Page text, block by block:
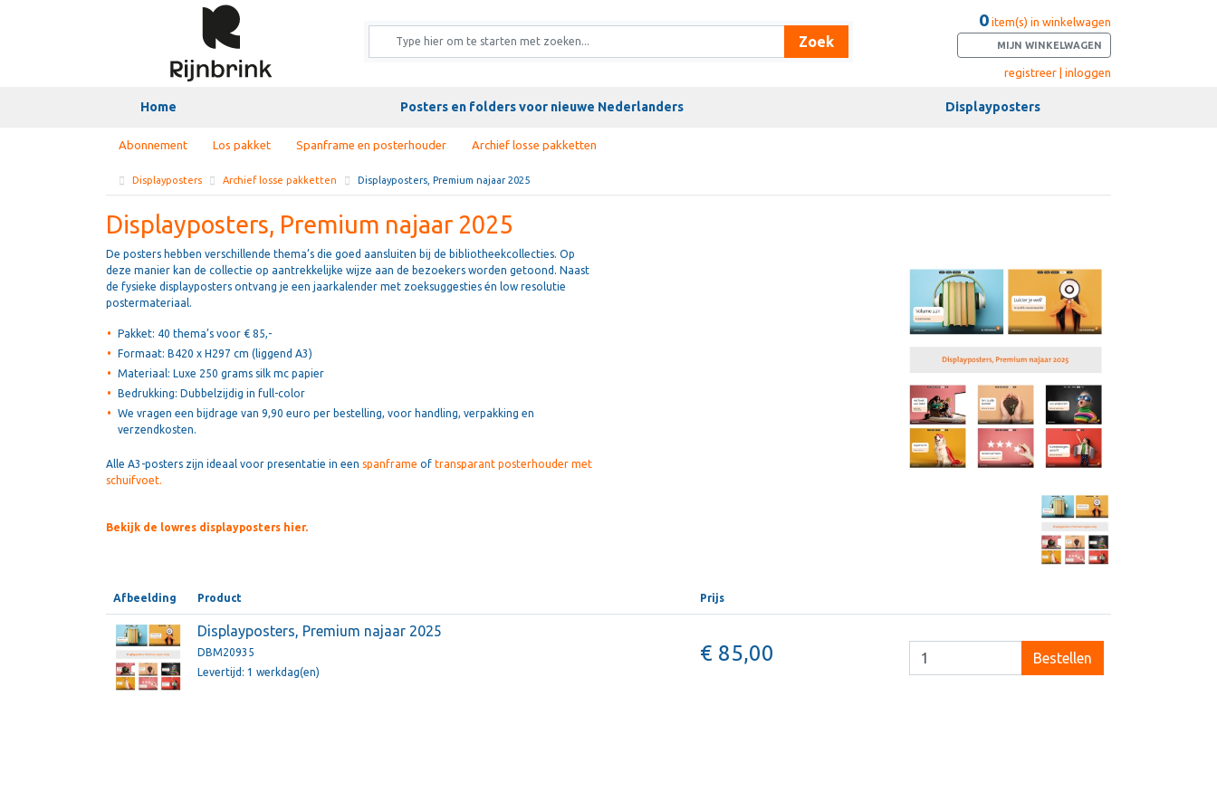
Zoek
0 item(s) in winkelwagen
MIJN WINKELWAGEN
registreer | inloggen
Home Posters en folders voor nieuwe Nederlanders Displayposters
Abonnement Los pakket Spanframe en posterhouder Archief losse pakketten
Displayposters Archief losse pakketten Displayposters, Premium najaar 2025
Displayposters, Premium najaar 2025
De posters hebben verschillende thema’s die goed aansluiten bij de bibliotheekcollecties. Op
deze manier kan de collectie op aantrekkelijke wijze aan de bezoekers worden getoond. Naast
de fysieke displayposters ontvang je een jaarkalender met zoeksuggesties én low resolutie
postermateriaal.
Pakket: 40 thema’s voor € 85,-
Formaat: B420 x H297 cm (liggend A3)
Materiaal: Luxe 250 grams silk mc papier
Bedrukking: Dubbelzijdig in full-color
We vragen een bijdrage van 9,90 euro per bestelling, voor handling, verpakking en
verzendkosten.
Alle A3-posters zijn ideaal voor presentatie in een spanframe of transparant posterhouder met
schuifvoet.
Bekijk de lowres displayposters hier.
Afbeelding Product Prijs
Displayposters, Premium najaar 2025
DBM20935
Levertijd: 1 werkdag(en)
€ 85,00 Bestellen